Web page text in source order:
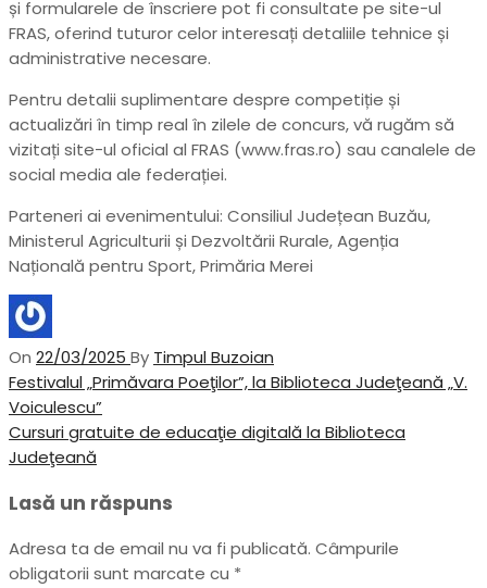
și formularele de înscriere pot fi consultate pe site-ul
FRAS, oferind tuturor celor interesați detaliile tehnice și
administrative necesare.
Pentru detalii suplimentare despre competiție și
actualizări în timp real în zilele de concurs, vă rugăm să
vizitați site-ul oficial al FRAS (www.fras.ro) sau canalele de
social media ale federației.
Parteneri ai evenimentului: Consiliul Județean Buzău,
Ministerul Agriculturii și Dezvoltării Rurale, Agenția
Națională pentru Sport, Primăria Merei
On 22/03/2025 By Timpul Buzoian
Navigare
în
articole
Previous
Post
Festivalul „Primăvara Poeţilor”, la Biblioteca Judeţeană „V.
Voiculescu”
Next
Post
Cursuri gratuite de educaţie digitală la Biblioteca
Judeţeană
Lasă un răspuns
Adresa ta de email nu va fi publicată. Câmpurile
obligatorii sunt marcate cu *